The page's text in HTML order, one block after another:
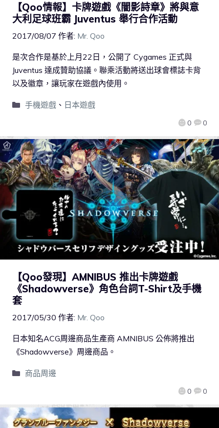
【Qoo情報】卡牌遊戲《闇影詩章》將與意
大利足球班霸 Juventus 舉行合作活動
2017/08/07 作者: Mr. Qoo
0 0
是次合作是基於上月22日，公開了 Cygames 正式與
Juventus 達成贊助協議。聯乘活動將送出球會標誌卡背
以及徽章，讓玩家在遊戲內使用。
手機遊戲、 日本遊戲
【Qoo發現】AMNIBUS 推出卡牌遊戲
《Shadowverse》角色台詞T-Shirt及手機
套
2017/05/30 作者: Mr. Qoo
0 0
日本知名ACG周邊商品生產商 AMNIBUS 公佈將推出
《Shadowverse》周邊商品。
商品周邊